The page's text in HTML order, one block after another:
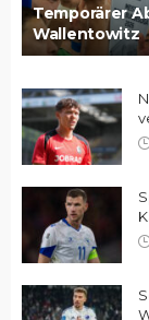
Temporärer
Wallentowitz